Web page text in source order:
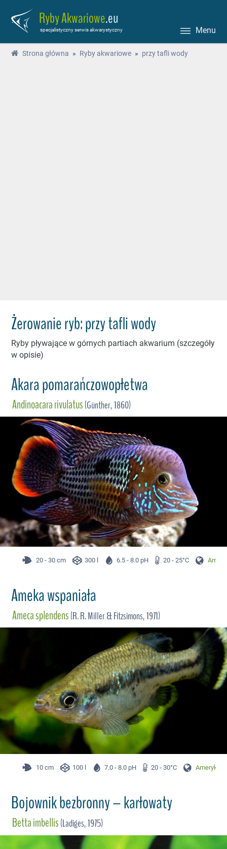
Ryby Akwariowe.eu
specjalistyczny serwis akwarystyczny Menu
Strona główna » Ryby akwariowe » przy tafli wody
Żerowanie ryb: przy tafli wody
Ryby pływające w górnych partiach akwarium (szczegóły
w opisie)
Akara pomarańczowopłetwa
Andinoacara rivulatus(Günther, 1860)
20 - 30 cm 300 l 6.5 - 8.0 pH 20 - 25°C
Ameka wspaniała
Ameca splendens(R. R. Miller & Fitzsimons, 1971)
10 cm 100 l 7.0 - 8.0 pH 20 - 30°C Ameryka
Bojownik bezbronny – karłowaty
Betta imbellis(Ladiges, 1975)